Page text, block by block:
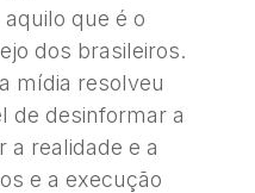
que é o
dos brasileiros.
mídia resolveu
de desinformar a
a realidade e a
e a execução